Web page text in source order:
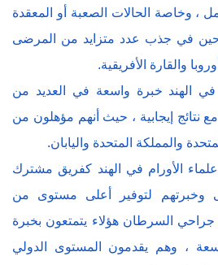
، وخاصة الحالات الصعبة أو المعقدة
في جذب عدد متزايد من المرضى
والقارة الأفريقية.
في الهند خبرة واسعة في العديد من
نتائج إيجابية ، حيث أنهم مؤهلون من
والمملكة المتحدة واليابان.
الأورام في الهند كفريق مشترك
وخبرتهم لتوفير أعلى مستوى من
جراحي السرطان هؤلاء يتمتعون بخبرة
، وهم يقدمون المستوى الدولي